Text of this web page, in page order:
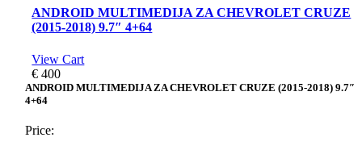
ANDROID MULTIMEDIJA ZA CHEVROLET CRUZE
(2015-2018) 9.7″ 4+64
View Cart
€ 400
ANDROID MULTIMEDIJA ZA CHEVROLET CRUZE (2015-2018) 9.7″
4+64
Price: